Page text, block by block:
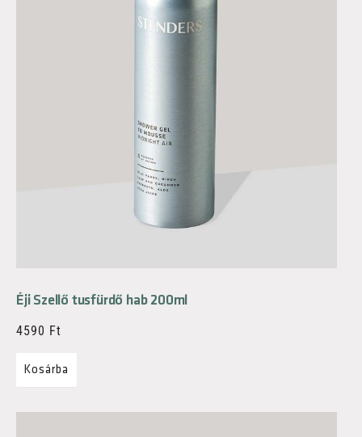
Éji Szellő tusfürdő hab 200ml
4590 Ft
Kosárba